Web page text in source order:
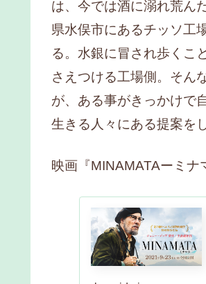
は、今では酒に溺れ荒ん
県水俣市にあるチッソ工
る。水銀に冒され歩くこ
さえつける工場側。そん
が、ある事がきっかけで
生きる人々にある提案を
映画『MINAMATAーミナ